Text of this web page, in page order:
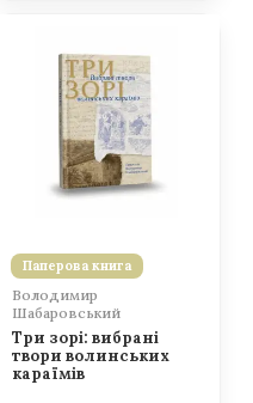
Паперова книга
Володимир
Шабаровський
Три зорі: вибрані
твори волинських
караїмів